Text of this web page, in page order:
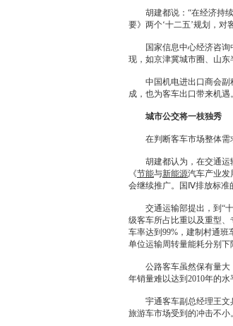
胡建都说：“在经济持续
要》两个‘十二五’规划，对
国家信息中心经济咨询中
现，如京津冀城市圈、山东
中国机电进出口商会副秘
成，也为客车出口带来机遇
城市公交将一枝独秀
在判断客车市场整体需求
胡建都认为，在交通运
《节能与新能源汽车产业发
会继续推广。国Ⅳ排放标准
交通运输部提出，到“
级客车所占比重以及重型、
车率达到99%，建制村通
单位运输周转量能耗分别下
公路客车虽然保有量大
年销量难以达到2010年的水
宇通客车副总经理王文兵
旅游车市场受到的冲击不